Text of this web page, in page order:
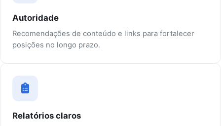
Autoridade
Recomendações de conteúdo e links para fortalecer
posições no longo prazo.
Relatórios claros